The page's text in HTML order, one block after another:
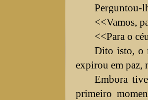
Perguntou-
<<Vamos,
<<Para o
Dito isto, o
expirou em paz,
Embora
primeiro